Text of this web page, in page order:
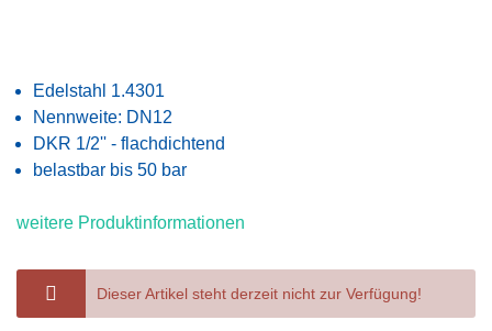
Edelstahl 1.4301
Nennweite: DN12
DKR 1/2'' - flachdichtend
belastbar bis 50 bar
weitere Produktinformationen
Dieser Artikel steht derzeit nicht zur Verfügung!